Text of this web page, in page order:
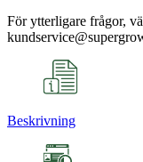
För ytterligare frågor,
Beskrivning